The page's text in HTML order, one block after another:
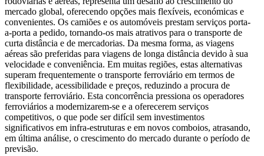
mercado global, oferecendo opções mais flexíveis, económicas e
convenientes. Os camiões e os automóveis prestam serviços porta-
a-porta a pedido, tornando-os mais atrativos para o transporte de
curta distância e de mercadorias. Da mesma forma, as viagens
aéreas são preferidas para viagens de longa distância devido à sua
velocidade e conveniência. Em muitas regiões, estas alternativas
superam frequentemente o transporte ferroviário em termos de
flexibilidade, acessibilidade e preços, reduzindo a procura de
transporte ferroviário. Esta concorrência pressiona os operadores
ferroviários a modernizarem-se e a oferecerem serviços
competitivos, o que pode ser difícil sem investimentos
significativos em infra-estruturas e em novos comboios, atrasando,
em última análise, o crescimento do mercado durante o período de
previsão.